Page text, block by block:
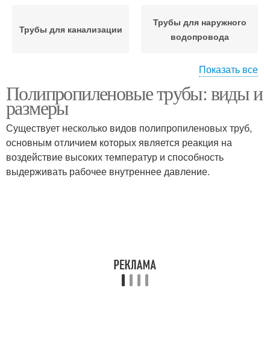
Трубы для канализации
Трубы для наружного
водопровода
труба
Трубы для конкретного
проекта
Трубы по маркировке
Температуры для
полипропиленовых
труб
Показать все
Полипропиленовые трубы: виды и
размеры
Существует несколько видов полипропиленовых труб,
основным отличием которых является реакция на
воздействие высоких температур и способность
выдерживать рабочее внутреннее давление.